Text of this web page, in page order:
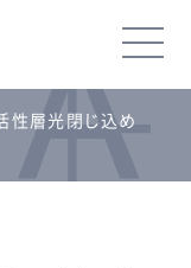
性層光閉じ込め